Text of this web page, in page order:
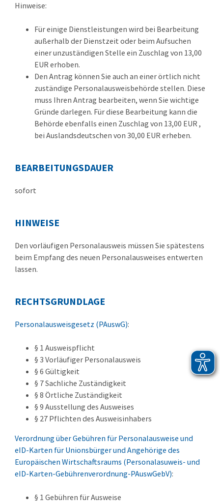
Hinweise:
Für einige Dienstleistungen wird bei Bearbeitung
außerhalb der Dienstzeit oder beim Aufsuchen
einer unzuständigen Stelle ein Zuschlag von 13,00
EUR erhoben.
Den Antrag können Sie auch an einer örtlich nicht
zuständige Personalausweisbehörde stellen. Diese
muss Ihren Antrag bearbeiten, wenn Sie wichtige
Gründe darlegen. Für diese Bearbeitung kann die
Behörde ebenfalls einen Zuschlag von 13,00 EUR ,
bei Auslandsdeutschen von 30,00 EUR erheben.
BEARBEITUNGSDAUER
sofort
HINWEISE
Den vorläufigen Personalausweis müssen Sie spätestens
beim Empfang des neuen Personalausweises entwerten
lassen.
RECHTSGRUNDLAGE
Personalausweisgesetz (PAuswG):
§ 1 Ausweispflicht
§ 3 Vorläufiger Personalausweis
§ 6 Gültigkeit
§ 7 Sachliche Zuständigkeit
§ 8 Örtliche Zuständigkeit
§ 9 Ausstellung des Ausweises
§ 27 Pflichten des Ausweisinhabers
Verordnung über Gebühren für Personalausweise und
eID-Karten für Unionsbürger und Angehörige des
Europäischen Wirtschaftsraums (Personalasuweis- und
eID-Karten-Gebührenverordnung-PAuswGebV):
§ 1 Gebühren für Ausweise